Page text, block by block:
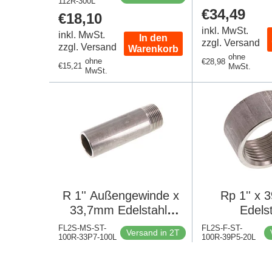
300mm
Regulärer
Preis
€18,10
inkl. MwSt.
zzgl. Versand
Regulärer
€15,21
ohne
MwSt.
In den
Warenkorb
Regulärer
Preis
€34,49
inkl. MwSt.
zzgl. Versand
Regulärer
€28,98
ohne
MwSt.
R 1'' Außengewinde x
33,7mm Edelstahl-
Rohrnippel mit
Anschweißende 20 bar
FL2S-MS-ST-
100R-33P7-100L
Versand in 2T
Rp 1'' x
Stange
FL2S-F-ST-
100R-39P5-20L